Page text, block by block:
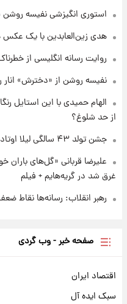
جدول
لیونل
استوری انگیزشی نفیسه روشن
هدی زین‌العابدین با یک عکس
روایت رسانه انگلیسی از
نفیسه روشن از «دخترش» انار
الهام حمیدی با این استایل
از حد شلوغ؟
جشن تولد ۴۳ سالگی لیلا اوتادی با یک سورپرایز ویژه + فیلم
علیرضا قربانی «گل‌های باران
غرق شد در گریه‌هایم + فیلم
رهبر انقلاب: رسانه‌ها نقاط ضعف
صفحه خبر - وب گردی
اقتصاد ایران
سبک ایده آل